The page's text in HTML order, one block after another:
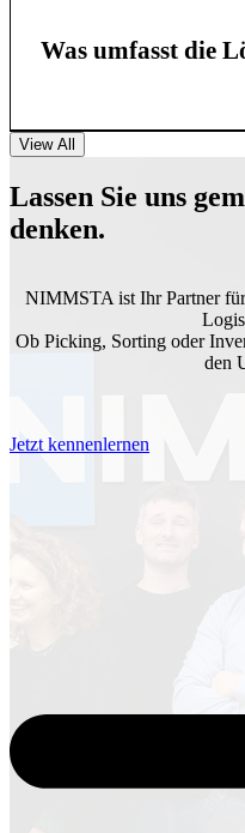
Was umfasst die
View All
Lassen Sie uns
denken.
NIMMSTA ist Ihr Partner für
Ob Picking, Sorting oder
den
Jetzt kennenlernen